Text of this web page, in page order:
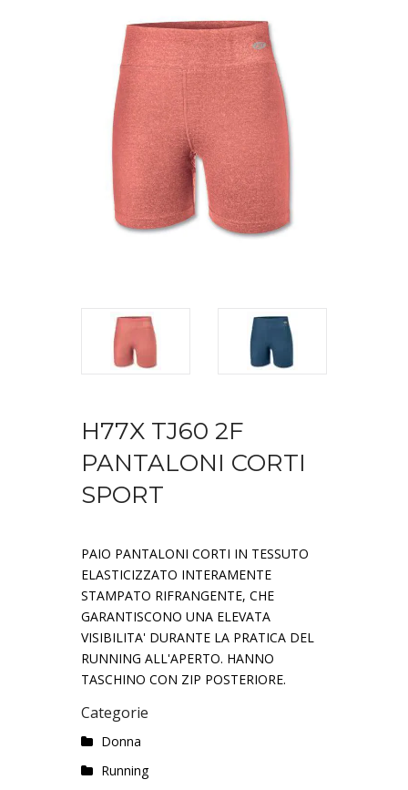
H77X TJ60 2F
PANTALONI CORTI
SPORT
PAIO PANTALONI CORTI IN TESSUTO
ELASTICIZZATO INTERAMENTE
STAMPATO RIFRANGENTE, CHE
GARANTISCONO UNA ELEVATA
VISIBILITA' DURANTE LA PRATICA DEL
RUNNING ALL'APERTO. HANNO
TASCHINO CON ZIP POSTERIORE.
Categorie
Donna
Running